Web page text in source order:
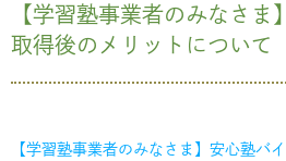
【学習塾事業者のみなさま
取得後のメリットについて
【学習塾事業者のみなさま】安心塾バ